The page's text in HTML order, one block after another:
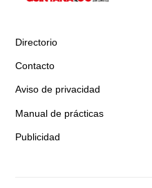
Directorio
Contacto
Aviso de privacidad
Manual de prácticas
Publicidad